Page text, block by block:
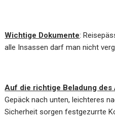
Wichtige Dokumente:
alle Insassen darf man nicht
Auf die richtige Beladung des
Gepäck nach unten, leichteres
Sicherheit sorgen festgezurrte